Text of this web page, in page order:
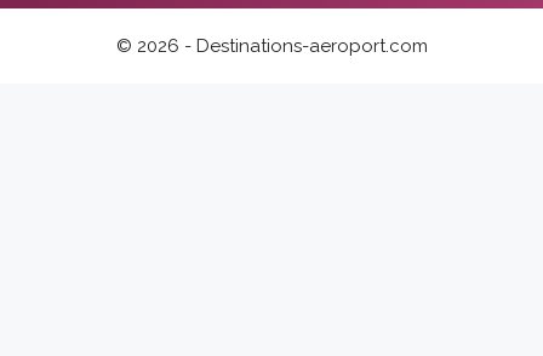
© 2026 - Destinations-aeroport.com